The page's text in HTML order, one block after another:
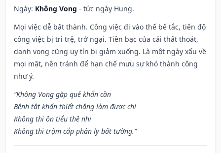
Ngày: Không Vong - tức ngày Hung.
Mọi việc dễ bất thành. Công việc đi vào thế bế tắc, tiến độ
công việc bị trì trệ, trở ngại. Tiền bạc của cải thất thoát,
danh vọng cũng uy tín bị giảm xuống. Là một ngày xấu về
mọi mặt, nên tránh để hạn chế mưu sự khó thành công
như ý.
“Không Vong gặp quẻ khẩn cần
Bệnh tật khẩn thiết chẳng làm được chi
Không thì ôn tiểu thê nhi
Không thì trộm cắp phân ly bất tường.”